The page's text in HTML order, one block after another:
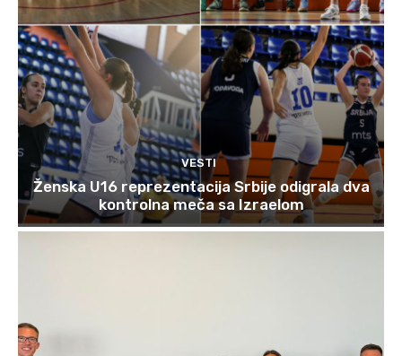
VESTI
Ženska U16 reprezentacija Srbije odigrala dva
kontrolna meča sa Izraelom